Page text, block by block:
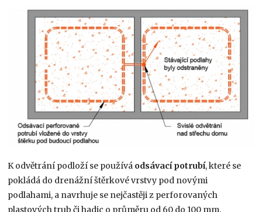
K odvětrání podloží se používá odsávací potrubí, které se
pokládá do drenážní štěrkové vrstvy pod novými
podlahami, a navrhuje se nejčastěji z perforovaných
plastových trub či hadic o průměru od 60 do 100 mm.